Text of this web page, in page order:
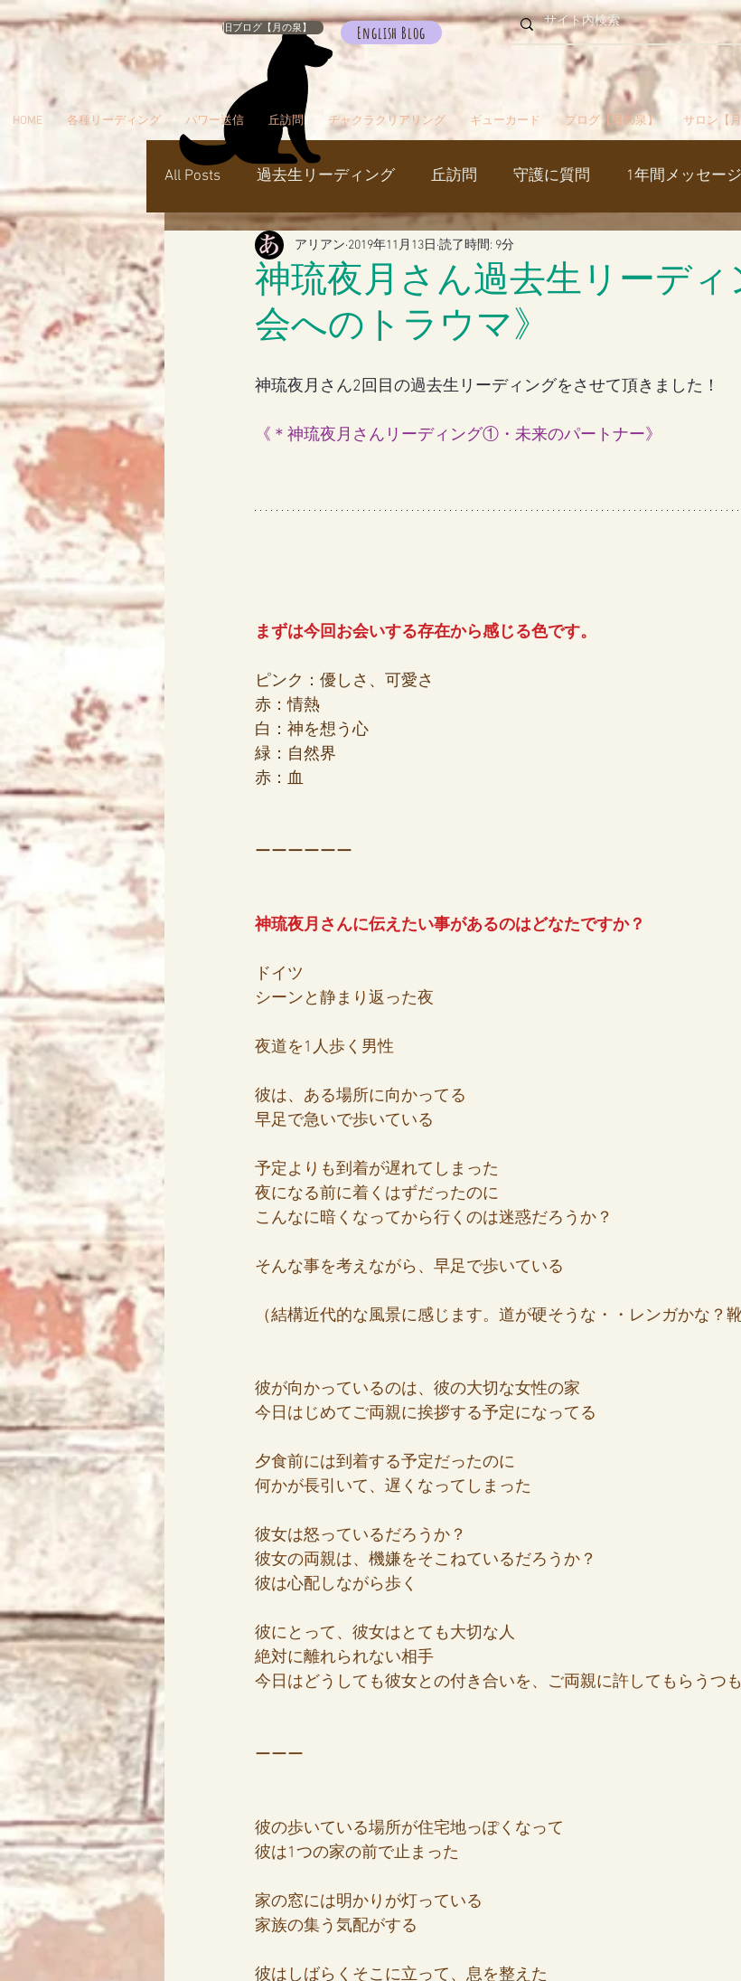
旧ブログ【月の泉】 English Blog
HOME 各種リーディング パワー送信 丘訪問 チャクラクリアリング ギューカード ブログ【月の泉】 サロン【
All Posts 過去生リーディング 丘訪問 守護に質問 1年間メッセージ
パワー送信 冥界 天国 カルマパターン
瞑想でお出かけ 旅／お出かけ ブツブツ言ってるだけ
シャスタ ダンスミュア 覚醒／毒出し 妊娠・出産・不妊
神琉夜月さん過去生リーデ
会へのトラウマ》
アリアン 2019年11月13日 読了時間: 9分
神琉夜月さん2回目の過去生リーディングをさせて頂きました！
《＊ 神琉夜月さんリーディング①・未来のパートナー》
まずは今回お会いする存在から感じる色です。
ピンク：優しさ、可愛さ
赤：情熱
白：神を想う心
緑：自然界
赤：血
ーーーーーー
神琉夜月さんに伝えたい事があるのはどなたですか？
ドイツ
シーンと静まり返った夜
夜道を1人歩く男性
彼は、ある場所に向かってる
早足で急いで歩いている
予定よりも到着が遅れてしまった
夜になる前に着くはずだったのに
こんなに暗くなってから行くのは迷惑だろうか？
そんな事を考えながら、早足で歩いている
（結構近代的な風景に感じます。道が硬そうな・・レンガかな？
彼が向かっているのは、彼の大切な女性の家
今日はじめてご両親に挨拶する予定になってる
夕食前には到着する予定だったのに
何かが長引いて、遅くなってしまった
彼女は怒っているだろうか？
彼女の両親は、機嫌をそこねているだろうか？
彼は心配しながら歩く
彼にとって、彼女はとても大切な人
絶対に離れられない相手
今日はどうしても彼女との付き合いを、ご両親に許してもらうつ
ーーー
彼の歩いている場所が住宅地っぽくなって
彼は1つの家の前で止まった
家の窓には明かりが灯っている
家族の集う気配がする
彼はしばらくそこに立って、息を整えた